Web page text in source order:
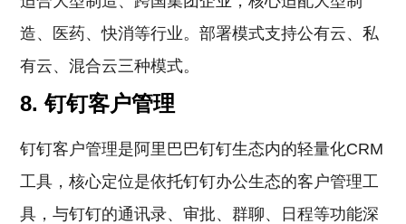
造、医药、快消等行业。部署模式支持公有云、私
有云、混合云三种模式。
8. 钉钉客户管理
钉钉客户管理是阿里巴巴钉钉生态内的轻量化CRM
工具，核心定位是依托钉钉办公生态的客户管理工
具，与钉钉的通讯录、审批、群聊、日程等功能深